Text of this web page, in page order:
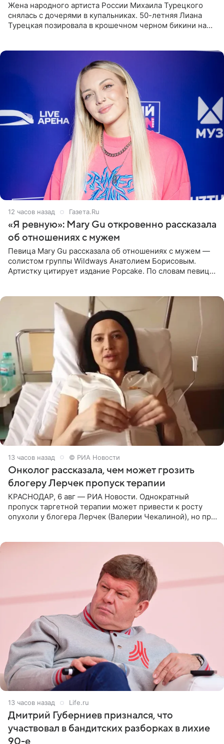
Жена народного артиста России Михаила Турецкого
снялась с дочерями в купальниках. 50-летняя Лиана
Турецкая позировала в крошечном черном бикини на
12 часов назад Газета.Ru
«Я ревную»: Mary Gu откровенно рассказала
об отношениях с мужем
Певица Mary Gu рассказала об отношениях с мужем —
солистом группы Wildways Анатолием Борисовым.
Артистку цитирует издание Popcake. По словам певицы,
13 часов назад © РИА Новости
Онколог рассказала, чем может грозить
блогеру Лерчек пропуск терапии
КРАСНОДАР, 6 авг — РИА Новости. Однократный
пропуск таргетной терапии может привести к росту
опухоли у блогера Лерчек (Валерии Чекалиной), но при
13 часов назад Life.ru
Дмитрий Губерниев признался, что
участвовал в бандитских разборках в лихие
90-е